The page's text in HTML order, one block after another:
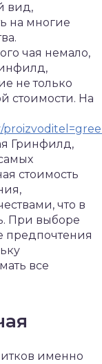
вид,
на многие
чая немало,
не только
стоимости. На
Гринфилд,
стоимость
что в
При выборе
предпочтения
все
именно